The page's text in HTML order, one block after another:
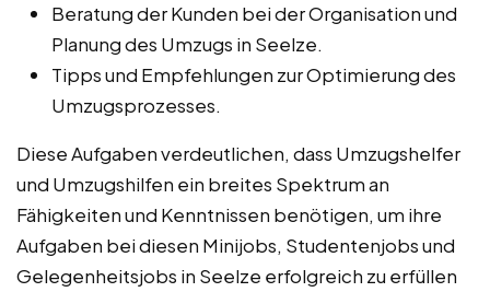
Beratung der Kunden bei der Organisation und
Planung des Umzugs in Seelze.
Tipps und Empfehlungen zur Optimierung des
Umzugsprozesses.
Diese Aufgaben verdeutlichen, dass Umzugshelfer
und Umzugshilfen ein breites Spektrum an
Fähigkeiten und Kenntnissen benötigen, um ihre
Aufgaben bei diesen Minijobs, Studentenjobs und
Gelegenheitsjobs in Seelze erfolgreich zu erfüllen